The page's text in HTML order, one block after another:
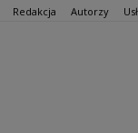
Redakcja Autorzy